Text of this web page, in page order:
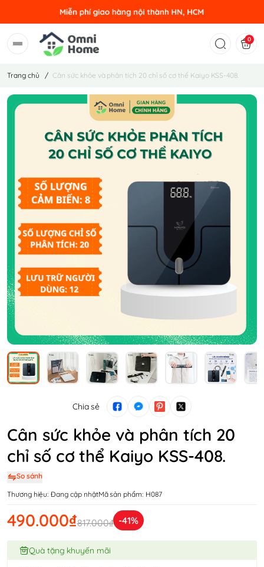
0
Trang chủ / Cân sức khỏe và phân tích 20 chỉ số cơ thể Kaiyo KSS-408.
Chia sẻ
Cân sức khỏe và phân tích 20
chỉ số cơ thể Kaiyo KSS-408.
So sánh
Thương hiệu: Đang cập nhậtMã sản phẩm: H087
490.000₫817.000₫ -41%
Quà tặng khuyến mãi